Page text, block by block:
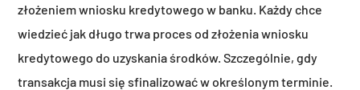
złożeniem wniosku kredytowego w banku. Każdy chce
wiedzieć jak długo trwa proces od złożenia wniosku
kredytowego do uzyskania środków. Szczególnie, gdy
transakcja musi się sfinalizować w określonym terminie.